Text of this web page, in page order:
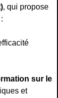
, qui propose
sur le
et